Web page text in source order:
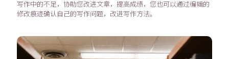
写作中的不足，协助您改进文章，提高成绩，您也可以通过编辑的
修改痕迹确认自己的写作问题，改进写作方法。